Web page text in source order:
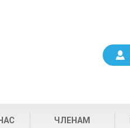
ЧЛЕНАМ